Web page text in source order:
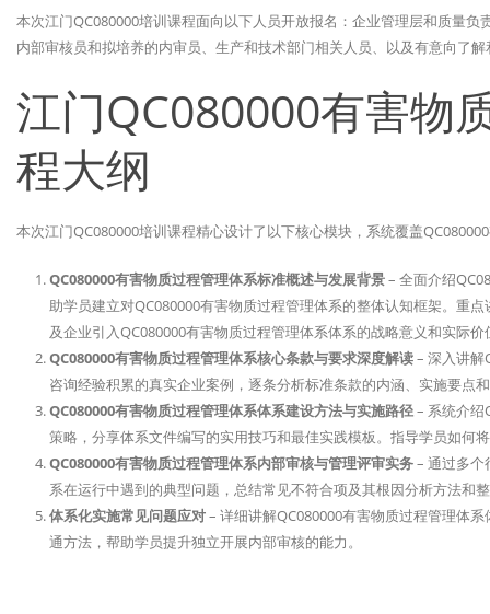
本次江门QC080000培训课程面向以下人员开放报名：企业管理层和质量
内部审核员和拟培养的内审员、生产和技术部门相关人员、以及有意向了
江门QC080000有害物
程大纲
本次江门QC080000培训课程精心设计了以下核心模块，系统覆盖
QC080000有害物质过程管理体系标准概述与发展背景– 全面介绍
助学员建立对QC080000有害物质过程管理体系的整体认知框架。重
及企业引入QC080000有害物质过程管理体系体系的战略意义和实际价
QC080000有害物质过程管理体系核心条款与要求深度解读– 深入讲解
咨询经验积累的真实企业案例，逐条分析标准条款的内涵、实施要点
QC080000有害物质过程管理体系体系建设方法与实施路径– 系统介绍
策略，分享体系文件编写的实用技巧和最佳实践模板。指导学员如何
QC080000有害物质过程管理体系内部审核与管理评审实务– 通过多个
系在运行中遇到的典型问题，总结常见不符合项及其根因分析方法和
体系化实施常见问题应对– 详细讲解QC080000有害物质过程管理体
通方法，帮助学员提升独立开展内部审核的能力。